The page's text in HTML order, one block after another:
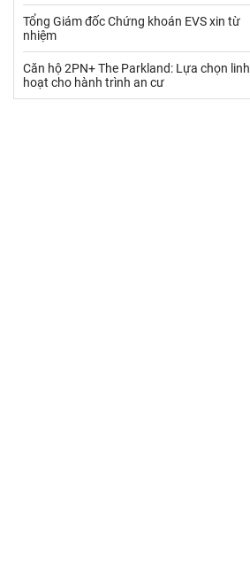
VLXD khác Xăng dầu
Xi măng - Clynker
Tổng Giám đốc Chứng khoán EVS xin từ
nhiệm
Căn hộ 2PN+ The Parkland: Lựa chọn linh
hoạt cho hành trình an cư